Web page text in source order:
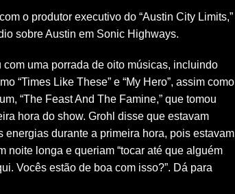
o produtor executivo do “Austin City Limits,”
sobre Austin em Sonic Highways.
com uma porrada de oito músicas, incluindo
“Times Like These” e “My Hero”, assim como
“The Feast And The Famine,” que tomou
hora do show. Grohl disse que estavam
energias durante a primeira hora, pois estavam
noite longa e queriam “tocar até que alguém
Vocês estão de boa com isso?”. Dá para